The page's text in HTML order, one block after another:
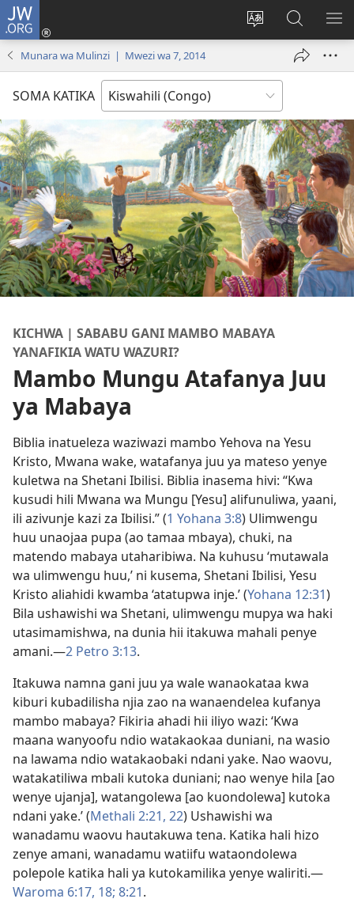
JW.ORG
Badili
adresi
Ingia
(opens
Tafuta
ku
JW.ORG
Munara wa Mulinzi | Mwezi wa 7, 2014
SOMA KATIKA
KICHWA | SABABU GANI MAMBO MABAYA
YANAFIKIA WATU WAZURI?
Mambo Mungu Atafanya Juu
ya Mabaya
Biblia inatueleza waziwazi mambo Yehova na Yesu
Kristo, Mwana wake, watafanya juu ya mateso yenye
kuletwa na Shetani Ibilisi. Biblia inasema hivi: “Kwa
kusudi hili Mwana wa Mungu [Yesu] alifunuliwa, yaani,
ili azivunje kazi za Ibilisi.” (1 Yohana 3:8) Ulimwengu
huu unaojaa pupa (ao tamaa mbaya), chuki, na
matendo mabaya utaharibiwa. Na kuhusu ‘mutawala
wa ulimwengu huu,’ ni kusema, Shetani Ibilisi, Yesu
Kristo aliahidi kwamba ‘atatupwa inje.’ (Yohana 12:31)
Bila ushawishi wa Shetani, ulimwengu mupya wa haki
utasimamishwa, na dunia hii itakuwa mahali penye
amani.—2 Petro 3:13.
Itakuwa namna gani juu ya wale wanaokataa kwa
kiburi kubadilisha njia zao na wanaendelea kufanya
mambo mabaya? Fikiria ahadi hii iliyo wazi: ‘Kwa
maana wanyoofu ndio watakaokaa duniani, na wasio
na lawama ndio watakaobaki ndani yake. Nao waovu,
watakatiliwa mbali kutoka duniani; nao wenye hila [ao
wenye ujanja], watangolewa [ao kuondolewa] kutoka
ndani yake.’ (Methali 2:21, 22) Ushawishi wa
wanadamu waovu hautakuwa tena. Katika hali hizo
zenye amani, wanadamu watiifu wataondolewa
polepole katika hali ya kutokamilika yenye waliriti.—
Waroma 6:17, 18; 8:21.